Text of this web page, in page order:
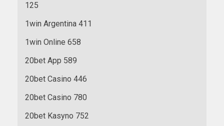
125
1win Argentina 411
1win Online 658
20bet App 589
20bet Casino 446
20bet Casino 780
20bet Kasyno 752